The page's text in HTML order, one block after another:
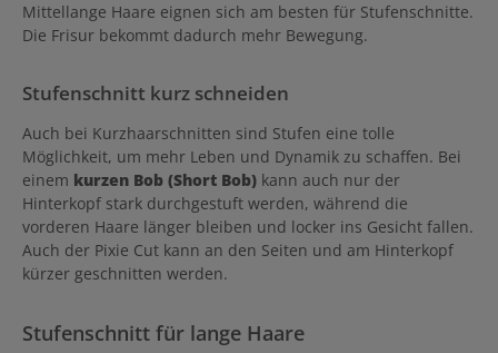
Mittellange Haare eignen sich am besten für Stufenschnitte.
Die Frisur bekommt dadurch mehr Bewegung.
Stufenschnitt kurz schneiden
Auch bei Kurzhaarschnitten sind Stufen eine tolle
Möglichkeit, um mehr Leben und Dynamik zu schaffen. Bei
einem kurzen Bob (Short Bob) kann auch nur der
Hinterkopf stark durchgestuft werden, während die
vorderen Haare länger bleiben und locker ins Gesicht fallen.
Auch der Pixie Cut kann an den Seiten und am Hinterkopf
kürzer geschnitten werden.
Stufenschnitt für lange Haare